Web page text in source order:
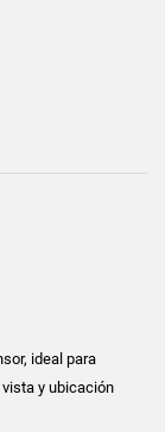
ideal para
y ubicación